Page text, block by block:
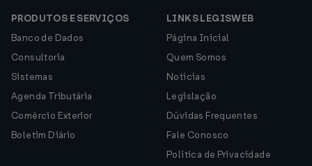
PRODUTOS E SERVIÇOS
Banco de Dados
Consultoria
Sistemas
Agenda Tributária
Comércio Exterior
Boletim Diário
LINKS LEGISWEB
Página Inicial
Quem Somos
Notícias
Legislação
Dúvidas Frequentes
Fale Conosco
Política de Privacidade